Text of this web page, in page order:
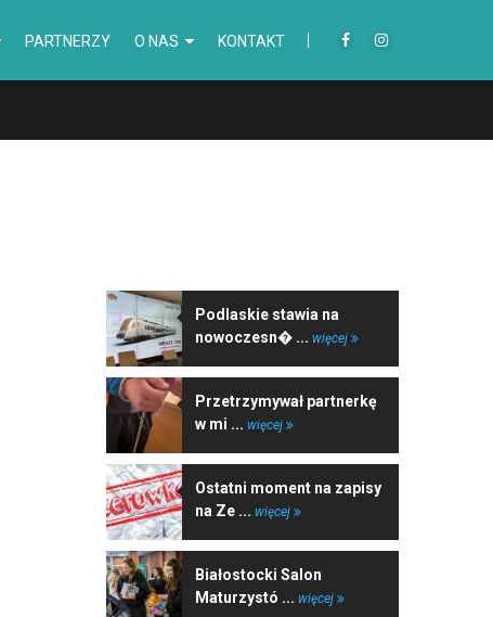
PARTNERZY O NAS KONTAKT
Podlaskie stawia na
nowoczesn� ... więcej
Przetrzymywał partnerkę
w mi ... więcej
Ostatni moment na zapisy
na Ze ... więcej
Białostocki Salon
Maturzystó ... więcej